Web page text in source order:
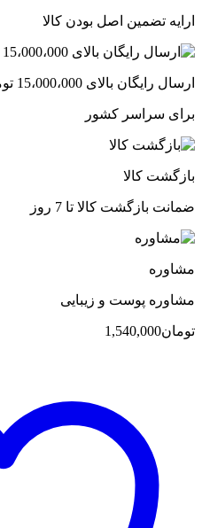
ارایه تضمین اصل بودن کالا
ارسال رایگان بالای 15،000،000 تومان
برای سراسر کشور
بازگشت کالا
ضمانت بازگشت کالا تا 7 روز
مشاوره
مشاوره پوست و زیبایی
تومان1,540,000